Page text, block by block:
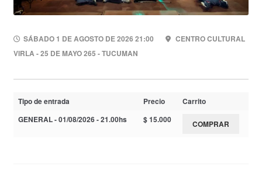
SÁBADO 1 DE AGOSTO DE 2026 21:00
CENTRO CULTURAL
VIRLA - 25 DE MAYO 265 - TUCUMAN
Tipo de entrada Precio
Carrito
GENERAL - 01/08/2026 - 21.00hs
$15.000 COMPRAR